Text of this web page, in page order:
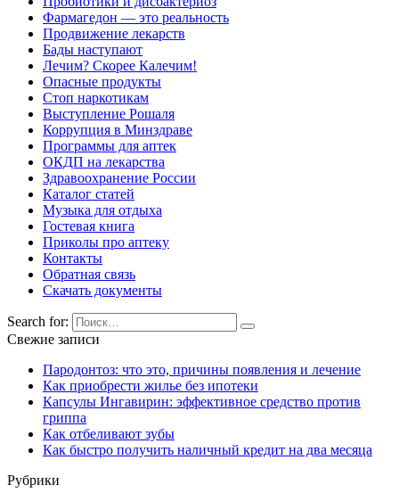
Фармагедон — это реальность
Продвижение лекарств
Бады наступают
Лечим? Скорее Калечим!
Опасные продукты
Стоп наркотикам
Выступление Рошаля
Коррупция в Минздраве
Программы для аптек
ОКДП на лекарства
Здравоохранение России
Каталог статей
Музыка для отдыха
Гостевая книга
Приколы про аптеку
Контакты
Обратная связь
Скачать документы
Search for:
Свежие записи
Пародонтоз: что это, причины появления и лечение
Как приобрести жилье без ипотеки
Капсулы Ингавирин: эффективное средство против
гриппа
Как отбеливают зубы
Как быстро получить наличный кредит на два месяца
Рубрики